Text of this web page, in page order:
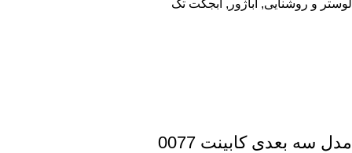
لوستر و روشنایی, آباژور , آبجکت تک
مدل سه بعدی کابینت 0077